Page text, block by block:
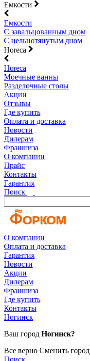
Емкости
Емкости
С завальцованным дном
С цельнотянутым дном
Horeca
Horeca
Моечные ванны
Разделочные столы
Акции
Отзывы
Где купить
Оплата и доставка
Новости
Дилерам
Франшиза
О компании
Прайс
Контакты
Гарантия
Поиск
О компании
Оплата и доставка
Гарантия
Новости
Акции
Дилерам
Франшиза
Где купить
Контакты
Ногинск
Ваш город Ногинск?
Все верно Сменить город
Поиск